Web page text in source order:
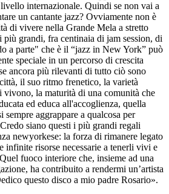
internazionale. Quindi se non vai a
un cantante jazz? Ovviamente non è
di vivere nella Grande Mela a stretto
grandi, fra centinaia di jam session, di
a parte" che è il “jazz in New York” può
speciale in un percorso di crescita
ancora più rilevanti di tutto ciò sono
il suo ritmo frenetico, la varietà
vivono, la maturità di una comunità che
ed educa all'accoglienza, quella
sempre aggrappare a qualcosa per
siano questi i più grandi regali
newyorkese: la forza di rimanere legato
infinite risorse necessarie a tenerli vivi e
fuoco interiore che, insieme ad una
ha contribuito a rendermi un’artista
questo disco a mio padre Rosario».